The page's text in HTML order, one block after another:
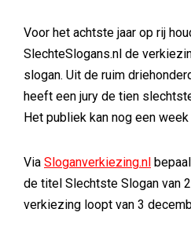
Voor het achtste jaar op rij
SlechteSlogans.nl de
slogan. Uit de ruim
heeft een jury de tien
Het publiek kan nog een
Via Sloganverkiezing.nl
de titel Slechtste Slogan van
verkiezing loopt van 3